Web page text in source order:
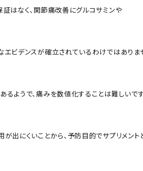
はなく、関節痛改善にグルコサミンや
ビデンスが確立されているわけではありま
ようで、痛みを数値化することは難しいで
出にくいことから、予防目的でサプリメント